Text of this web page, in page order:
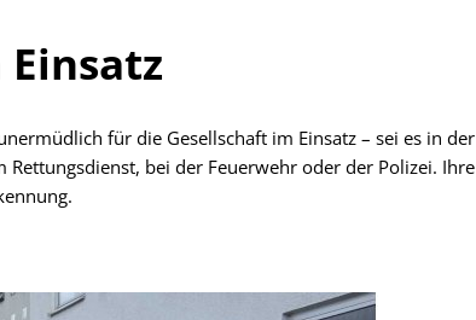
für die Gesellschaft im Einsatz – sei es in der
bei der Feuerwehr oder der Polizei. Ihre